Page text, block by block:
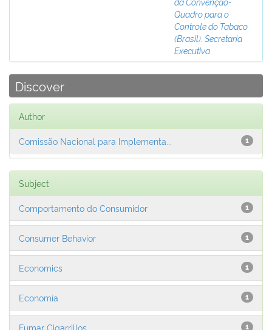
Quadro para o
Controle do Tabaco
(Brasil). Secretaria
Executiva
Discover
Author
1
Comissão Nacional para Implementa...
Subject
1
Comportamento do Consumidor
1
Consumer Behavior
1
Economics
1
Economía
1
Fumar Cigarrillos